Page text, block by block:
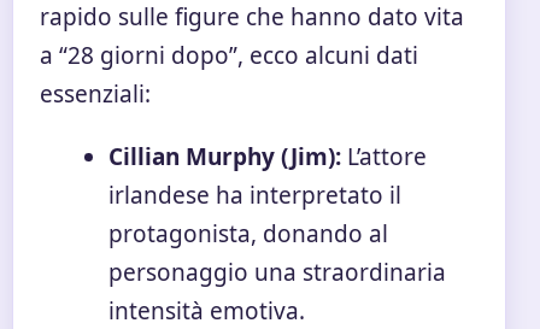
rapido sulle figure che hanno dato vita
a “28 giorni dopo”, ecco alcuni dati
essenziali:
Cillian Murphy (Jim): L’attore
irlandese ha interpretato il
protagonista, donando al
personaggio una straordinaria
intensità emotiva.